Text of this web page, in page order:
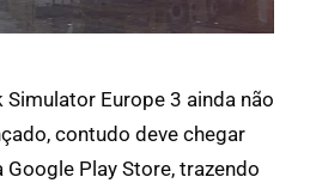
Simulator Europe 3 ainda não
contudo deve chegar
Play Store, trazendo